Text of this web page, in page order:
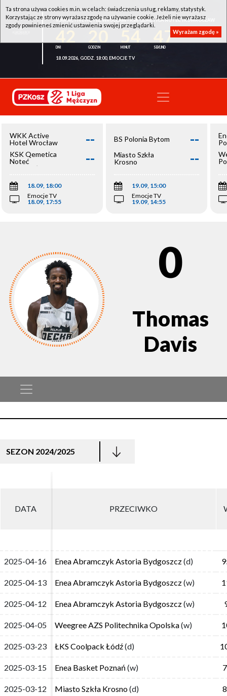
WKK ACTIVE HOTEL WROCŁAW - KSK QEMETICA NOTEĆ INOWROCŁAW
47
18.09.2026, GODZ. 18:00, EMOCJE TV
WKK Active
Hotel Wrocław
--
KSK Qemetica
Noteć
Inowrocław
--
18.09, 18:00
Emocje TV
18.09, 17:55
BS Polonia Bytom --
Miasto Szkła
Krosno
--
19.09, 15:00
Emocje TV
19.09, 14:55
0
Thomas
Davis
SEZON 2024/2025
DATA PRZECIWKO
2025-04-16 Enea Abramczyk Astoria Bydgoszcz(d)
2025-04-13 Enea Abramczyk Astoria Bydgoszcz(w)
2025-04-12 Enea Abramczyk Astoria Bydgoszcz(w)
2025-04-05 Weegree AZS Politechnika Opolska(w)
2025-03-23 ŁKS Coolpack Łódź(d)
2025-03-15 Enea Basket Poznań (w)
2025-03-12 Miasto Szkła Krosno(d)
DATA PRZECIWKO
2025-04-16 Enea Abramczyk Astoria Bydgoszcz(d)
2025-04-13 Enea Abramczyk Astoria Bydgoszcz(w)
2025-04-12 Enea Abramczyk Astoria Bydgoszcz(w)
2025-04-05 Weegree AZS Politechnika Opolska(w)
2025-03-23 ŁKS Coolpack Łódź(d)
2025-03-15 Enea Basket Poznań (w)
2025-03-12 Miasto Szkła Krosno(d)
Ta strona używa cookies m.in. w celach: świadczenia usług, reklamy, statystyk.
Korzystając ze strony wyrażasz zgodę na używanie cookie. Jeżeli nie wyrażasz
zgody powinieneś zmienić ustawienia swojej przeglądarki.
Wyrażam zgodę »